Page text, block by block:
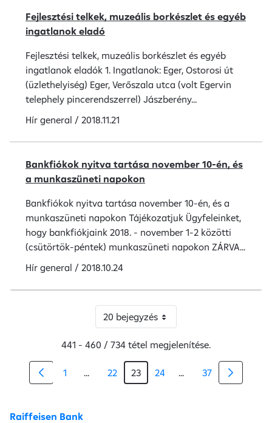
Fejlesztési telkek, muzeális borkészlet és egyéb
ingatlanok eladó
Fejlesztési telkek, muzeális borkészlet és egyéb
ingatlanok eladók 1. Ingatlanok: Eger, Ostorosi út
(üzlethelyiség) Eger, Verőszala utca (volt Egervin
telephely pincerendszerrel) Jászberény...
Hír general / 2018.11.21
Bankfiókok nyitva tartása november 10-én, és
a munkaszüneti napokon
Bankfiókok nyitva tartása november 10-én, és a
munkaszüneti napokon Tájékozatjuk Ügyfeleinket,
hogy bankfiókjaink 2018. - november 1-2 közötti
(csütörtök-péntek) munkaszüneti napokon ZÁRVA...
Hír general / 2018.10.24
20 bejegyzés
441 - 460 / 734 tétel megjelenítése.
1 ...Köztes oldalak Navigáljon a TAB
22 23 24 ...Köztes oldalak
37
Raiffeisen Bank